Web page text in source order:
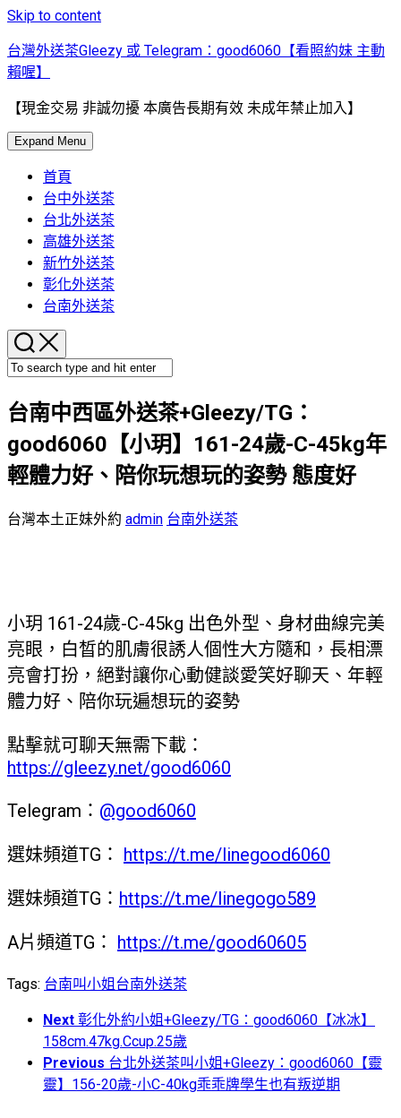
Skip to content
台灣外送茶Gleezy 或 Telegram：good6060【看照約妹 主動
賴喔】
【現金交易 非誠勿擾 本廣告長期有效 未成年禁止加入】
Expand Menu
首頁
台中外送茶
台北外送茶
高雄外送茶
新竹外送茶
彰化外送茶
台南外送茶
台南中西區外送茶+Gleezy/TG：
good6060【小玥】161-24歲-C-45kg年
輕體力好、陪你玩想玩的姿勢 態度好
台灣本土正妹外約 admin 台南外送茶
小玥 161-24歲-C-45kg 出色外型、身材曲線完美
亮眼，白晳的肌膚很誘人個性大方隨和，長相漂
亮會打扮，絕對讓你心動健談愛笑好聊天、年輕
體力好、陪你玩遍想玩的姿勢
點擊就可聊天無需下載：
https://gleezy.net/good6060
Telegram： @good6060
選妹頻道TG： https://t.me/linegood6060
選妹頻道TG： https://t.me/linegogo589
A片頻道TG： https://t.me/good60605
Tags: 台南叫小姐 台南外送茶
Next 彰化外約小姐+Gleezy/TG：good6060【冰冰】
158cm.47kg.Ccup.25歲
Previous 台北外送茶叫小姐+Gleezy：good6060【靈
靈】156-20歲-小C-40kg乖乖牌學生也有叛逆期